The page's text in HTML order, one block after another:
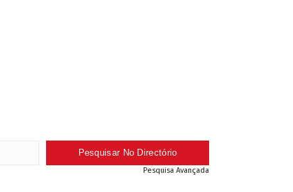
Pesquisa Avançada